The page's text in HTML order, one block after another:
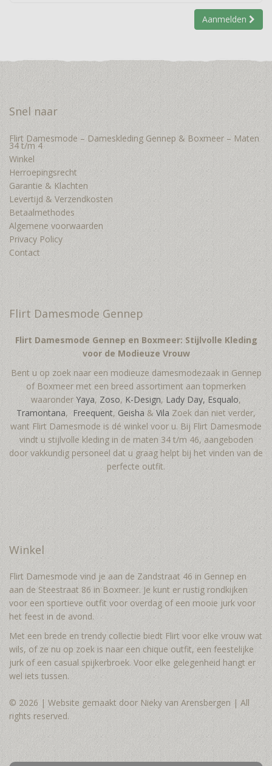
Aanmelden
Snel naar
Flirt Damesmode – Dameskleding Gennep & Boxmeer – Maten
34 t/m 4
Winkel
Herroepingsrecht
Garantie & Klachten
Levertijd & Verzendkosten
Betaalmethodes
Algemene voorwaarden
Privacy Policy
Contact
Flirt Damesmode Gennep
Flirt Damesmode Gennep en Boxmeer: Stijlvolle Kleding
voor de Modieuze Vrouw
Bent u op zoek naar een modieuze damesmodezaak in Gennep
of Boxmeer met een breed assortiment aan topmerken
waaronder Yaya, Zoso, K-Design, Lady Day, Esqualo,
Tramontana, Freequent, Geisha & Vila Zoek dan niet verder,
want Flirt Damesmode is dé winkel voor u. Bij Flirt Damesmode
vindt u stijlvolle kleding in de maten 34 t/m 46, aangeboden
door vakkundig personeel dat u graag helpt bij het vinden van de
perfecte outfit.
Winkel
Flirt Damesmode vind je aan de Zandstraat 46 in Gennep en
aan de Steestraat 86 in Boxmeer. Je kunt er rustig rondkijken
voor een sportieve outfit voor overdag of een mooie jurk voor
het feest in de avond.
Met een brede en trendy collectie biedt Flirt voor elke vrouw wat
wils, of ze nu op zoek is naar een chique outfit, een feestelijke
jurk of een casual spijkerbroek. Voor elke gelegenheid hangt er
wel iets tussen.
© 2026 | Website gemaakt door Nieky van Arensbergen | All
rights reserved.